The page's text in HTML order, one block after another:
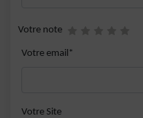
Votre note
Votre email*
Votre Site